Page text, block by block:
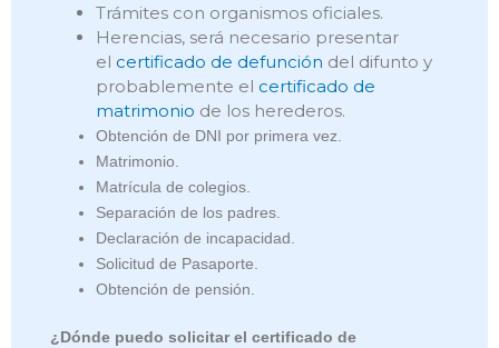
Trámites con organismos oficiales.
Herencias, será necesario presentar
el certificado de defunción del difunto y
probablemente el certificado de
matrimonio de los herederos.
Obtención de DNI por primera vez.
Matrimonio.
Matrícula de colegios.
Separación de los padres.
Declaración de incapacidad.
Solicitud de Pasaporte.
Obtención de pensión.
¿Dónde puedo solicitar el certificado de